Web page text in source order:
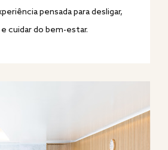
pensada para desligar,
cuidar do bem-estar.